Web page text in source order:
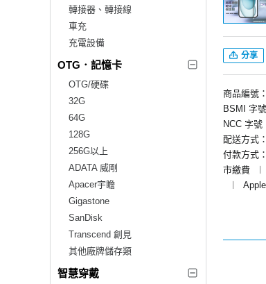
轉接器、轉接線
車充
充電設備
OTG．記憶卡
OTG/硬碟
32G
64G
128G
256G以上
ADATA 威剛
Apacer宇瞻
Gigastone
SanDisk
Transcend 創見
其他廠牌儲存類
智慧穿戴
分享
商品編號
BSMI 字
NCC 字號
配送方式
付款方式
市繳費
︱
︱